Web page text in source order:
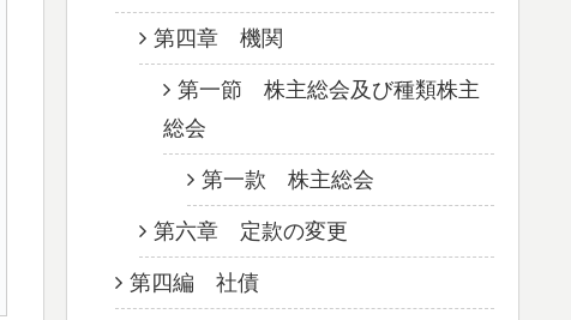
第四章 機関
第一節 株主総会及び種類株主
総会
第一款 株主総会
第六章 定款の変更
第四編 社債